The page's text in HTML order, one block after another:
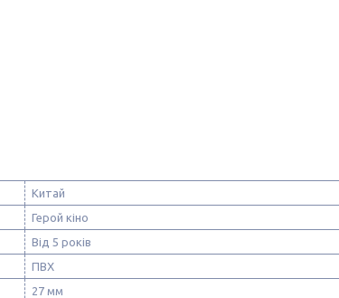
Китай
Герой кіно
Від 5 років
ПВХ
27 мм